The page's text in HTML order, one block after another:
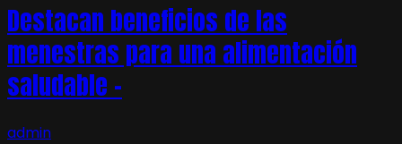
Destacan beneficios de las
menestras para una alimentación
saludable –
admin